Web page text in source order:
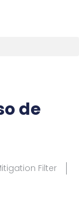
de
Filter